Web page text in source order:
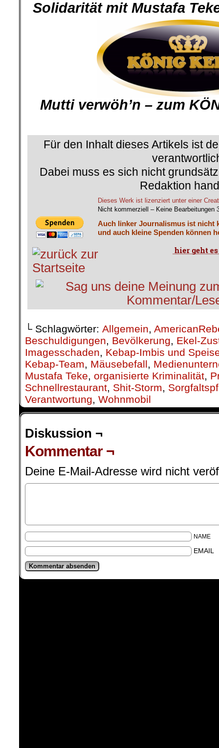
Solidarität mit Mustafa
Mutti verwöh’n – zum
Für den Inhalt dieses Artikels ist
Dabei muss es sich nicht
Redaktion
Dieses Werk ist lizenziert unter einer
Nicht kommerziell – Keine Bearbeitungen
Auch linker Journalismus ist nicht
und auch kleine Spenden können
└ Schlagwörter: Allgemein,
Beschuldigungen, Bevölkerung, Ekel-
Imagesschaden, Kebap-Imbis und
Kebap-Team, Mäusebefall,
Mustafa Teke, organisierte Kriminalität,
Schnellrestaurant, Shit-Storm,
Verantwortung, Wohnmobil
Diskussion ¬
Kommentar ¬
Deine E-Mail-Adresse wird nicht
NAME
EMAIL